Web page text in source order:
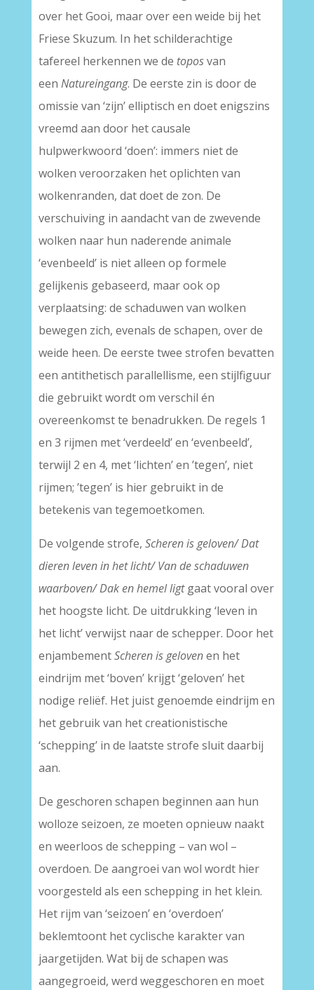
over het Gooi, maar over een weide bij het
Friese Skuzum. In het schilderachtige
tafereel herkennen we de toposvan
een Natureingang. De eerste zin is door de
omissie van ‘zijn’ elliptisch en doet enigszins
vreemd aan door het causale
hulpwerkwoord ‘doen’: immers niet de
wolken veroorzaken het oplichten van
wolkenranden, dat doet de zon. De
verschuiving in aandacht van de zwevende
wolken naar hun naderende animale
‘evenbeeld’ is niet alleen op formele
gelijkenis gebaseerd, maar ook op
verplaatsing: de schaduwen van wolken
bewegen zich, evenals de schapen, over de
weide heen. De eerste twee strofen bevatten
een antithetisch parallellisme, een stijlfiguur
die gebruikt wordt om verschil én
overeenkomst te benadrukken. De regels 1
en 3 rijmen met ‘verdeeld’ en ‘evenbeeld’,
terwijl 2 en 4, met ‘lichten’ en ’tegen’, niet
rijmen; ’tegen’ is hier gebruikt in de
betekenis van tegemoetkomen.
De volgende strofe, Scheren is geloven/ Dat
dieren leven in het licht/ Van de schaduwen
waarboven/ Dak en hemel ligtgaat vooral over
het hoogste licht. De uitdrukking ‘leven in
het licht’ verwijst naar de schepper. Door het
enjambementScheren is gelovenen het
eindrijm met ‘boven’ krijgt ‘geloven’ het
nodige reliëf. Het juist genoemde eindrijm en
het gebruik van het creationistische
‘schepping’ in de laatste strofe sluit daarbij
aan.
De geschoren schapen beginnen aan hun
wolloze seizoen, ze moeten opnieuw naakt
en weerloos de schepping – van wol –
overdoen. De aangroei van wol wordt hier
voorgesteld als een schepping in het klein.
Het rijm van ‘seizoen’ en ‘overdoen’
beklemtoont het cyclische karakter van
jaargetijden. Wat bij de schapen was
aangegroeid, werd weggeschoren en moet